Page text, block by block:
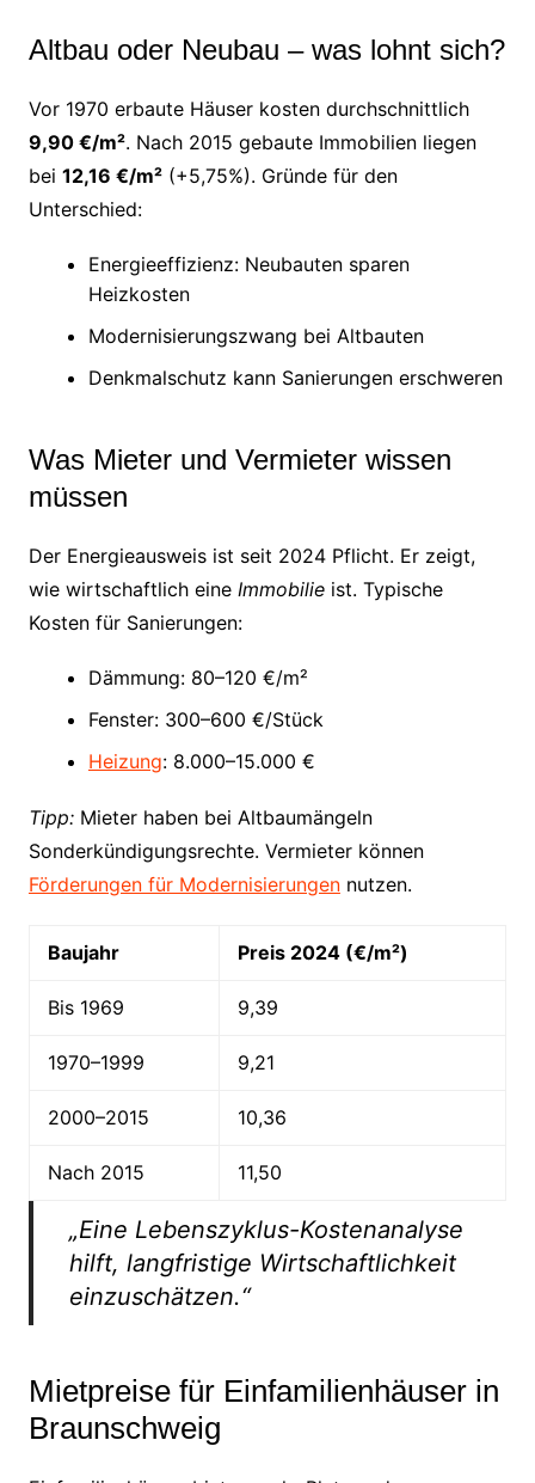
Altbau oder Neubau – was lohnt sich?
Vor 1970 erbaute Häuser kosten durchschnittlich
9,90 €/m². Nach 2015 gebaute Immobilien liegen
bei 12,16 €/m²(+5,75%). Gründe für den
Unterschied:
Energieeffizienz: Neubauten sparen
Heizkosten
Modernisierungszwang bei Altbauten
Denkmalschutz kann Sanierungen erschweren
Was Mieter und Vermieter wissen
müssen
Der Energieausweis ist seit 2024 Pflicht. Er zeigt,
wie wirtschaftlich eine Immobilieist. Typische
Kosten für Sanierungen:
Dämmung: 80–120 €/m²
Fenster: 300–600 €/Stück
Heizung: 8.000–15.000 €
Tipp:Mieter haben bei Altbaumängeln
Sonderkündigungsrechte. Vermieter können
Förderungen für Modernisierungennutzen.
Baujahr Preis 2024 (€/m²)
Bis 1969 9,39
1970–1999 9,21
2000–2015 10,36
Nach 2015 11,50
„Eine Lebenszyklus-Kostenanalyse
hilft, langfristige Wirtschaftlichkeit
einzuschätzen.“
Mietpreise für Einfamilienhäuser in
Braunschweig